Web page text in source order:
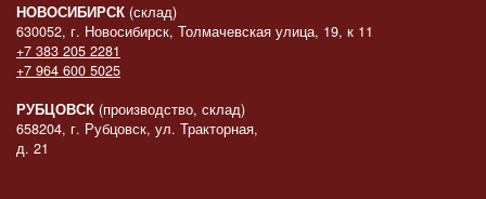
НОВОСИБИРСК (склад)
630052, г. Новосибирск, Толмачевская улица, 19, к 11
+7 383 205 2281
+7 964 600 5025
РУБЦОВСК (производство, склад)
658204, г. Рубцовск, ул. Тракторная,
д. 21